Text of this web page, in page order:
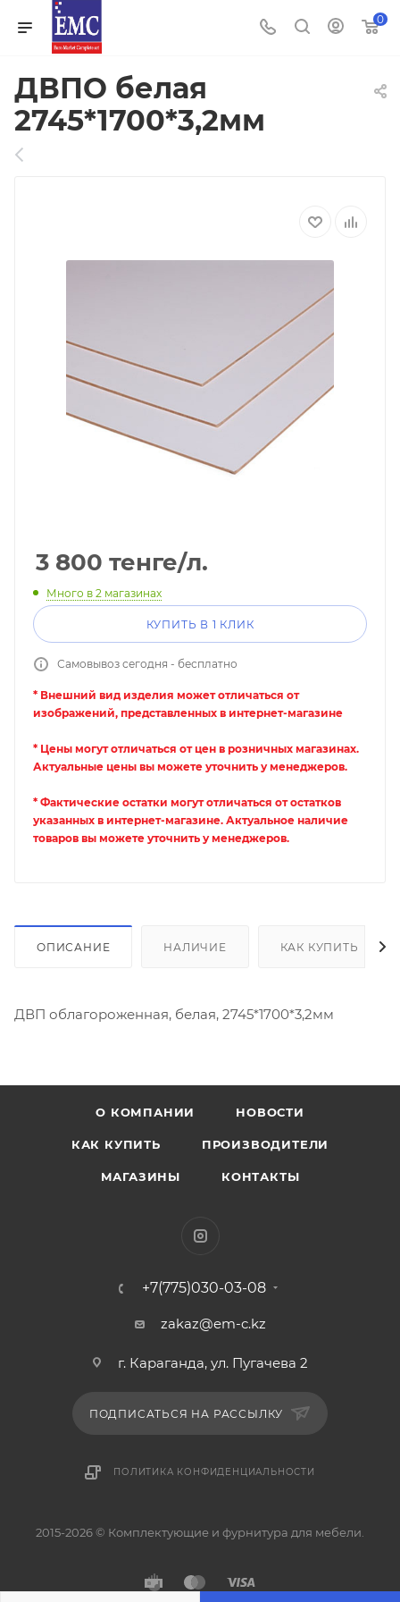
0
ДВПО белая
2745*1700*3,2мм
3 800 тенге/л.
Много в 2 магазинах
КУПИТЬ В 1 КЛИК
Самовывоз сегодня - бесплатно
* Внешний вид изделия может отличаться от
изображений, представленных в интернет-магазине
* Цены могут отличаться от цен в розничных магазинах.
Актуальные цены вы можете уточнить у менеджеров.
* Фактические остатки могут отличаться от остатков
указанных в интернет-магазине. Актуальное наличие
товаров вы можете уточнить у менеджеров.
ОПИСАНИЕ НАЛИЧИЕ КАК КУПИТЬ
ДВП облагороженная, белая, 2745*1700*3,2мм
О КОМПАНИИ НОВОСТИ
КАК КУПИТЬ ПРОИЗВОДИТЕЛИ
МАГАЗИНЫ КОНТАКТЫ
+7(775)030-03-08
zakaz@em-c.kz
г. Караганда, ул. Пугачева 2
ПОДПИСАТЬСЯ НА РАССЫЛКУ
ПОЛИТИКА КОНФИДЕНЦИАЛЬНОСТИ
2015-2026 © Комплектующие и фурнитура для мебели.